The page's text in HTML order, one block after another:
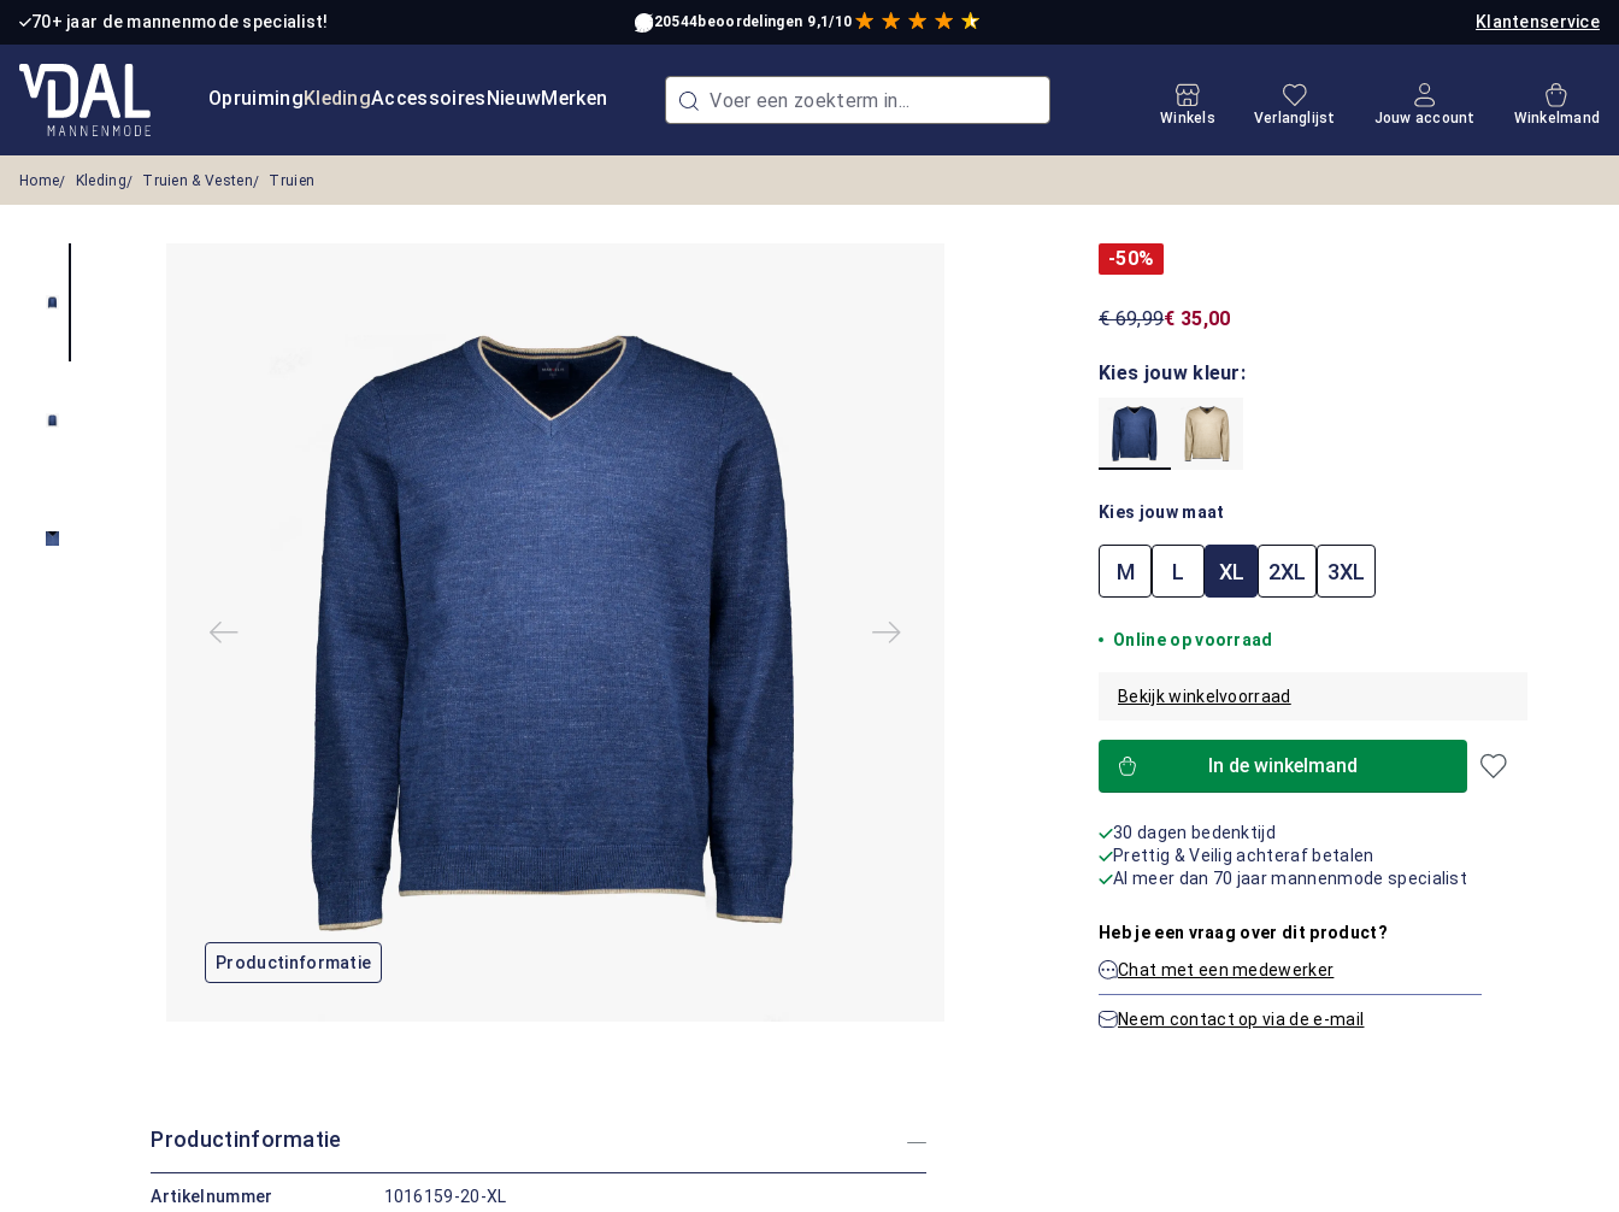
de hoofdinhoud
Ga naar de zoekopdracht
Ga naar de hoofdnavigatie
70+ jaar de mannenmode specialist! Klantenservice
20544beoordelingen 9,1/10
OpruimingKledingAccessoiresNieuwMerken
Winkels
Je hebt 0 items op je verlanglijstje
Verlanglijst Jouw account Winkelmand
Home Kleding Truien & Vesten Truien
Productinformatie
-50%
€ 69,99€ 35,00
Kies jouw kleur:
Kies jouw maat
M L XL 2XL 3XL
Online op voorraad
Bekijk winkelvoorraad
In de winkelmand
30 dagen bedenktijd
Prettig & Veilig achteraf betalen
Al meer dan 70 jaar mannenmode specialist
Heb je een vraag over dit product?
Chat met een medewerker
Neem contact op via de e-mail
Productinformatie
Artikelnummer
1016159-20-XL